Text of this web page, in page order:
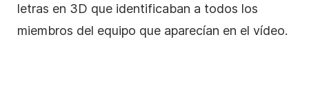
letras en 3D que identificaban a todos los
miembros del equipo que aparecían en el vídeo.